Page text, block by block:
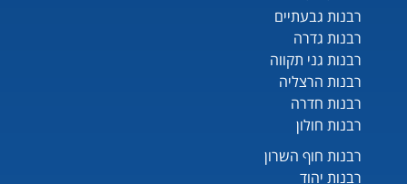
רבנות גבעתיים
רבנות גדרה
רבנות גני תקווה
רבנות הרצליה
רבנות חדרה
רבנות חולון
רבנות חוף השרון
רבנות יהוד